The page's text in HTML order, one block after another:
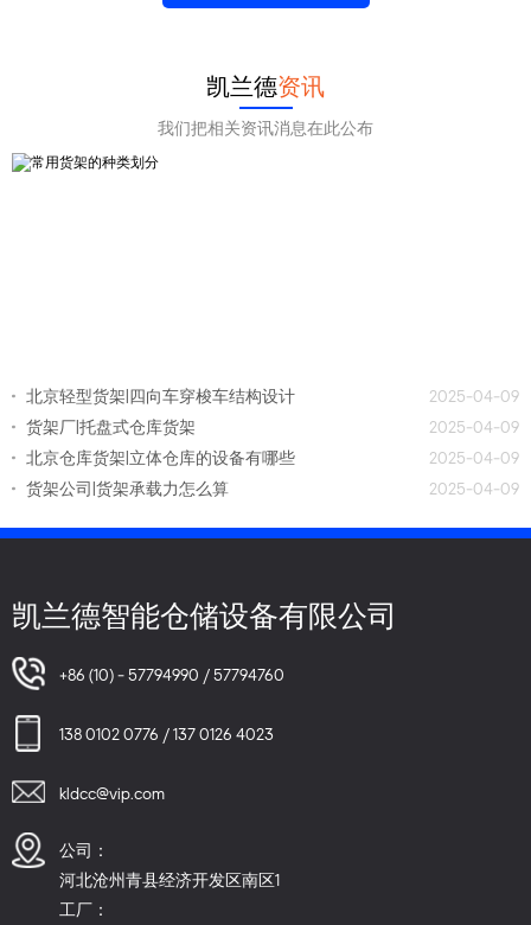
凯兰德资讯
我们把相关资讯消息在此公布
北京轻型货架|四向车穿梭车结构设计
2025-04-09
货架厂|托盘式仓库货架
2025-04-09
北京仓库货架|立体仓库的设备有哪些
2025-04-09
货架公司|货架承载力怎么算
2025-04-09
凯兰德智能仓储设备有限公司
+86 (10) - 57794990 / 57794760
138 0102 0776 / 137 0126 4023
kldcc@vip.com
公司：
河北沧州青县经济开发区南区1
工厂：